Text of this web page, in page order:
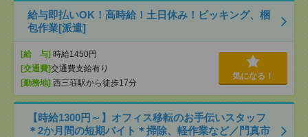
給与即払いOK！高時給！土日休み！ピッキング、梱
包作業[派遣]
[給 与] 時給1450円
[交通費]交通費支給有り
[勤務地] 西三荘駅から徒歩17分
気になる！
【時給1300円～】オフィス移転のお手伝いスタッフ
＊2か月間の短期バイト＊掃除、軽作業など／門真市